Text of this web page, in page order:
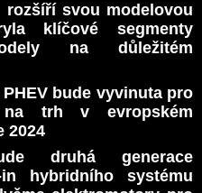
svou modelovou
klíčové segmenty
na důležitém
bude vyvinuta pro
trh v evropském
2024
druhá generace
hybridního systému